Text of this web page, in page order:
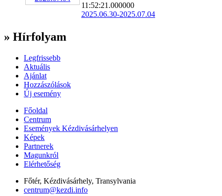
11:52:21.000000
2025.06.30-2025.07.04
» Hírfolyam
Legfrissebb
Aktuális
Ajánlat
Hozzászólások
Új esemény
Főoldal
Centrum
Események Kézdivásárhelyen
Képek
Partnerek
Magunkról
Elérhetőség
Főtér, Kézdivásárhely, Transylvania
centrum@kezdi.info